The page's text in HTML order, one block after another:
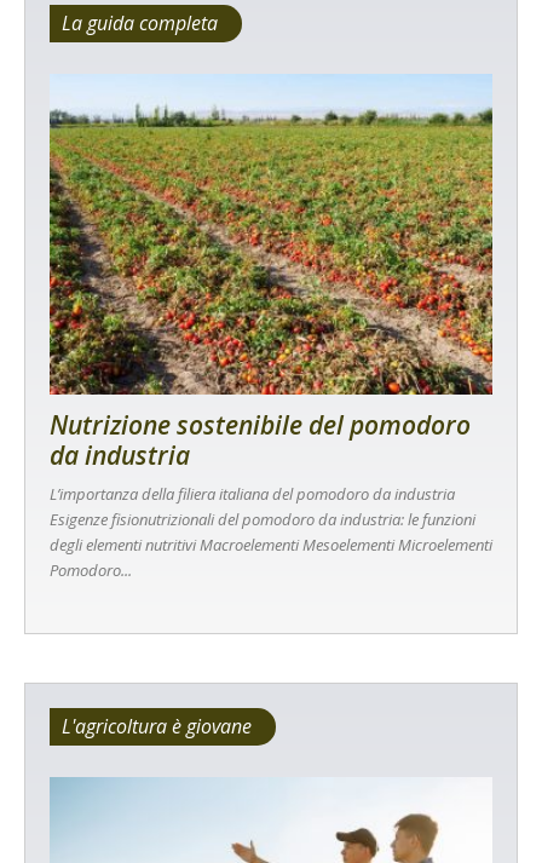
La guida completa
Nutrizione sostenibile del pomodoro
da industria
L’importanza della filiera italiana del pomodoro da industria
Esigenze fisionutrizionali del pomodoro da industria: le funzioni
degli elementi nutritivi Macroelementi Mesoelementi Microelementi
Pomodoro...
L'agricoltura è giovane